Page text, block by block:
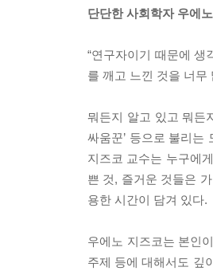
단단한 사회학자 우에
“연구자이기 때문에 생
를 깨고 느낀 것을 너무
뭐든지 알고 있고 뭐든
싸움꾼’ 등으로 불리
지즈코 교수는 누구에
쁜 것, 즐거운 것들은
용한 시간이 담겨 있다.
우에노 지즈코는 본인
주제 등에 대해서도 깊